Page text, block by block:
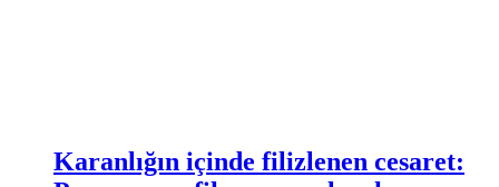
Karanlığın içinde filizlenen cesaret: